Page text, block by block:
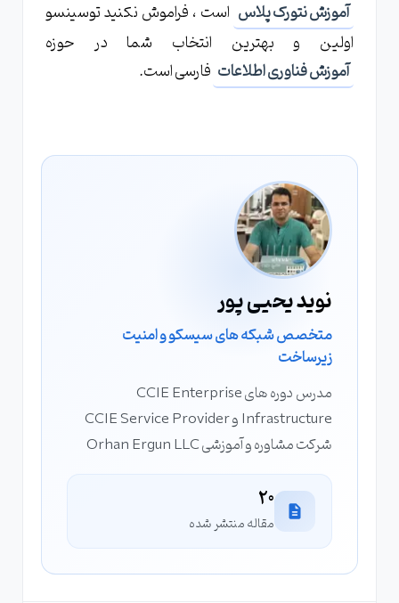
آموزش نتورک پلاس است ، فراموش نکنید توسینسو
اولین و بهترین انتخاب شما در حوزه
آموزش فناوری اطلاعات فارسی است.
نوید یحیی پور
متخصص شبکه های سیسکو و امنیت
زیرساخت
مدرس دوره های CCIE Enterprise
Infrastructure و CCIE Service Provider
شرکت مشاوره و آموزشی Orhan Ergun LLC
20
مقاله منتشر شده